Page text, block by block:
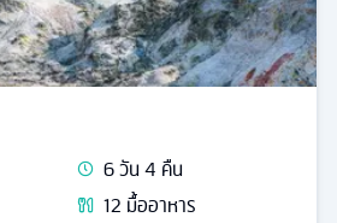
6วัน4 คืน
12 มื้ออาหาร